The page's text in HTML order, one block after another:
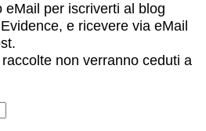
eMail per iscriverti al blog
e ricevere via eMail
non verranno ceduti a